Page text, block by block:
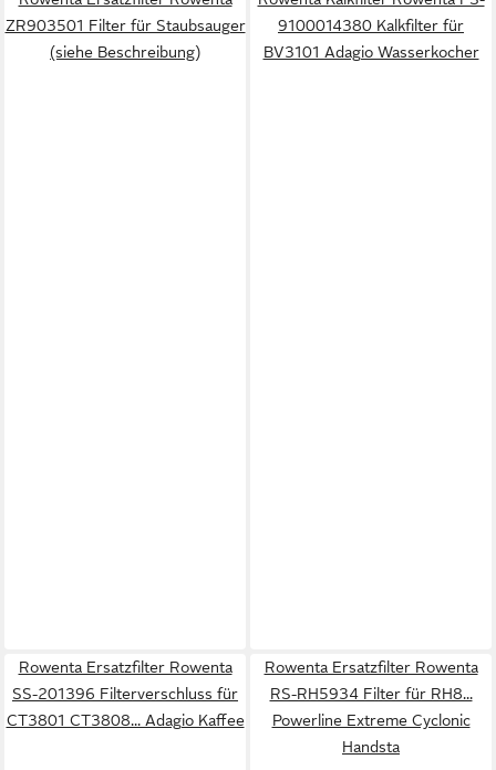
ZR903501 Filter für Staubsauger
(siehe Beschreibung)
9100014380 Kalkfilter für
BV3101 Adagio Wasserkocher
Rowenta Ersatzfilter Rowenta
SS-201396 Filterverschluss für
CT3801 CT3808... Adagio Kaffee
Rowenta Ersatzfilter Rowenta
RS-RH5934 Filter für RH8...
Powerline Extreme Cyclonic
Handsta